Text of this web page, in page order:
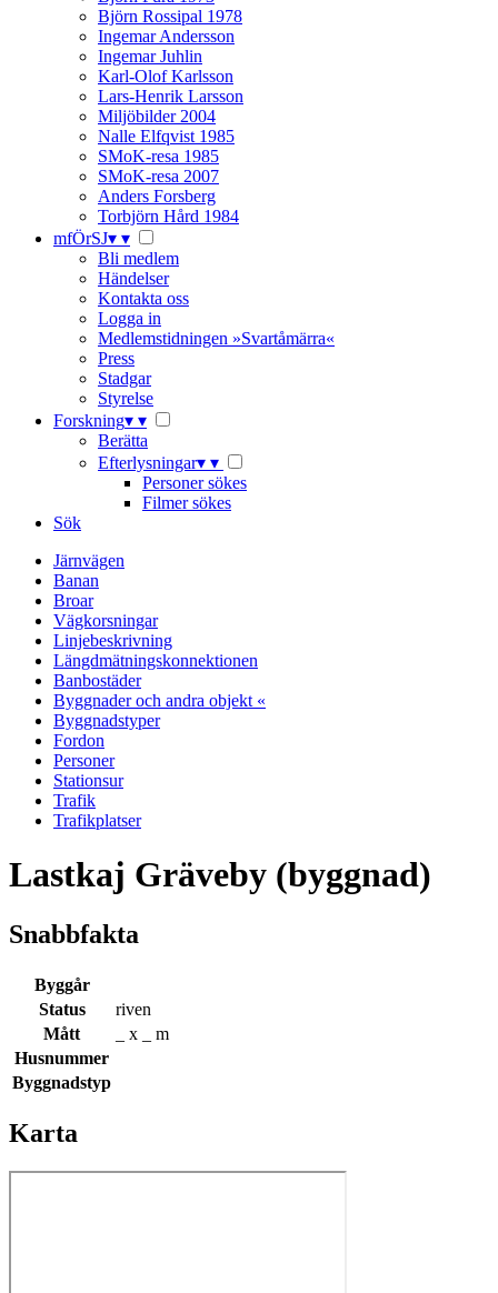
Björn Rossipal 1978
Ingemar Andersson
Ingemar Juhlin
Karl-Olof Karlsson
Lars-Henrik Larsson
Miljöbilder 2004
Nalle Elfqvist 1985
SMoK-resa 1985
SMoK-resa 2007
Anders Forsberg
Torbjörn Hård 1984
mfÖrSJ▾ ▾
Bli medlem
Händelser
Kontakta oss
Logga in
Medlemstidningen »Svartåmärra«
Press
Stadgar
Styrelse
Forskning▾ ▾
Berätta
Efterlysningar▾ ▾
Personer sökes
Filmer sökes
Sök
Järnvägen
Banan
Broar
Vägkorsningar
Linjebeskrivning
Längdmätningskonnektionen
Banbostäder
Byggnader och andra objekt «
Byggnadstyper
Fordon
Personer
Stationsur
Trafik
Trafikplatser
Lastkaj Gräveby (byggnad)
Snabbfakta
Byggår
Status
riven
Mått
_ x _ m
Husnummer
Byggnadstyp
Karta